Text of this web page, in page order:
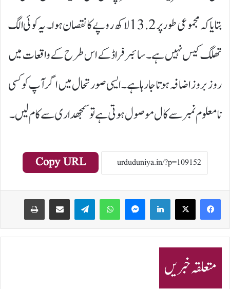
بتایا کہ مجموعی طور پر 13.2 لاکھ روپے کا نقصان ہوا۔ یہ کوئی الگ
تھلگ کیس نہیں ہے۔ سائبر فراڈ کے اس طرح کے واقعات میں
روز بروز اضافہ ہوتا جا رہا ہے۔ ایسی صورتحال میں اگر آپ کو کسی
نامعلوم نمبر سے کال موصول ہوتی ہے تو سمجھداری سے کام لیں۔
Copy URL
LinkedIn
WhatsApp
Telegram
متعلقہ خبریں